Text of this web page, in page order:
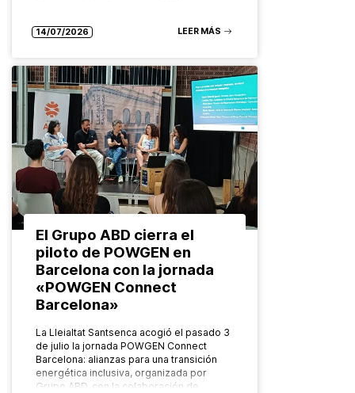
14/07/2026 LEER MÁS
El Grupo ABD cierra el
piloto de POWGEN en
Barcelona con la jornada
«POWGEN Connect
Barcelona»
La Lleialtat Santsenca acogió el pasado 3
de julio la jornada POWGEN Connect
Barcelona: alianzas para una transición
energética inclusiva, organizada por
Grupo ABD, con la colaboración de